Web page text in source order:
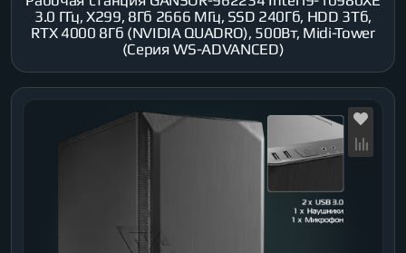
3.0 ГГц, X299, 8Гб 2666 МГц, SSD 240Гб, HDD 3Тб,
RTX 4000 8Гб (NVIDIA QUADRO), 500Вт, Midi-Tower
(Серия WS-ADVANCED)